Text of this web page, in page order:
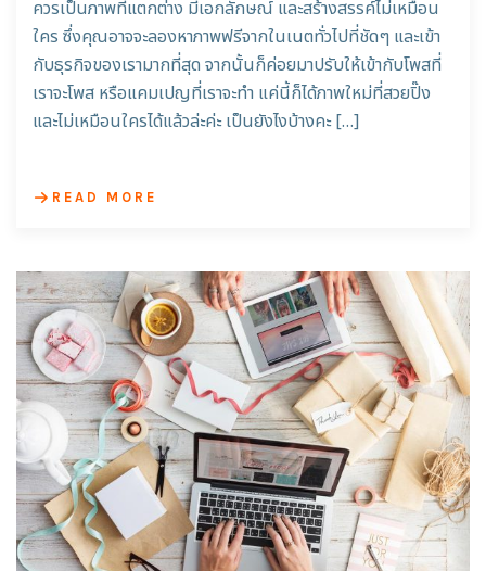
ควรเป็นภาพที่แตกต่าง มีเอกลักษณ์ และสร้างสรรค์ไม่เหมือน
ใคร ซึ่งคุณอาจจะลองหาภาพฟรีจากในเนตทั่วไปที่ชัดๆ และเข้า
กับธุรกิจของเรามากที่สุด จากนั้นก็ค่อยมาปรับให้เข้ากับโพสที่
เราจะโพส หรือแคมเปญที่เราจะทำ แค่นี้ก็ได้ภาพใหม่ที่สวยปิ๊ง
และไม่เหมือนใครได้แล้วล่ะค่ะ เป็นยังไงบ้างคะ […]
READ MORE